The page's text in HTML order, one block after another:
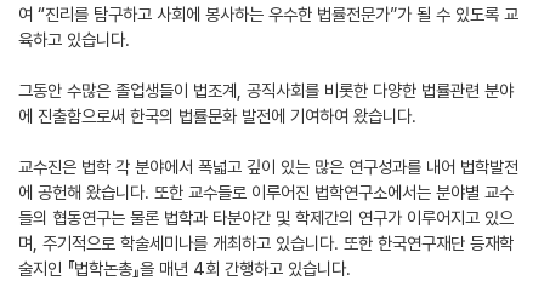
여 “진리를 탐구하고 사회에 봉사하는 우수한 법률전문가”가 될 수 있도록 교
육하고 있습니다.
그동안 수많은 졸업생들이 법조계, 공직사회를 비롯한 다양한 법률관련 분야
에 진출함으로써 한국의 법률문화 발전에 기여하여 왔습니다.
교수진은 법학 각 분야에서 폭넓고 깊이 있는 많은 연구성과를 내어 법학발전
에 공헌해 왔습니다. 또한 교수들로 이루어진 법학연구소에서는 분야별 교수
들의 협동연구는 물론 법학과 타분야간 및 학제간의 연구가 이루어지고 있으
며, 주기적으로 학술세미나를 개최하고 있습니다. 또한 한국연구재단 등재학
술지인 『법학논총』을 매년 4회 간행하고 있습니다.